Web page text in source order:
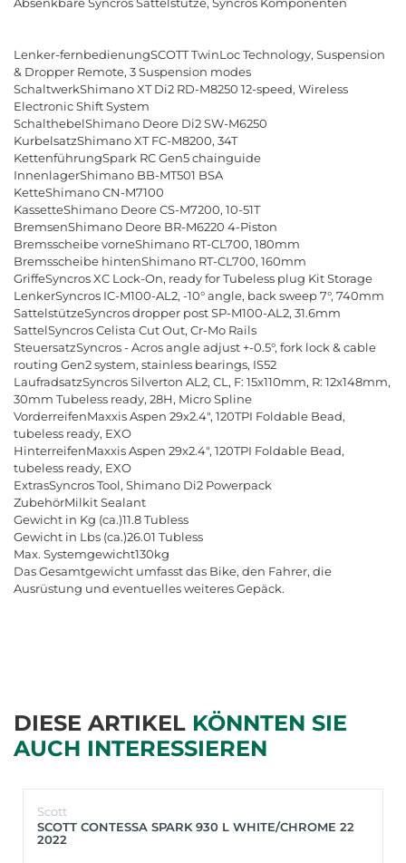
Lenker-fernbedienungSCOTT TwinLoc Technology, Suspension
& Dropper Remote, 3 Suspension modes
SchaltwerkShimano XT Di2 RD-M8250 12-speed, Wireless
Electronic Shift System
SchalthebelShimano Deore Di2 SW-M6250
KurbelsatzShimano XT FC-M8200, 34T
KettenführungSpark RC Gen5 chainguide
InnenlagerShimano BB-MT501 BSA
KetteShimano CN-M7100
KassetteShimano Deore CS-M7200, 10-51T
BremsenShimano Deore BR-M6220 4-Piston
Bremsscheibe vorneShimano RT-CL700, 180mm
Bremsscheibe hintenShimano RT-CL700, 160mm
GriffeSyncros XC Lock-On, ready for Tubeless plug Kit Storage
LenkerSyncros IC-M100-AL2, -10° angle, back sweep 7°, 740mm
SattelstützeSyncros dropper post SP-M100-AL2, 31.6mm
SattelSyncros Celista Cut Out, Cr-Mo Rails
SteuersatzSyncros - Acros angle adjust +-0.5°, fork lock & cable
routing Gen2 system, stainless bearings, IS52
LaufradsatzSyncros Silverton AL2, CL, F: 15x110mm, R: 12x148mm,
30mm Tubeless ready, 28H, Micro Spline
VorderreifenMaxxis Aspen 29x2.4", 120TPI Foldable Bead,
tubeless ready, EXO
HinterreifenMaxxis Aspen 29x2.4", 120TPI Foldable Bead,
tubeless ready, EXO
ExtrasSyncros Tool, Shimano Di2 Powerpack
ZubehörMilkit Sealant
Gewicht in Kg (ca.)11.8 Tubless
Gewicht in Lbs (ca.)26.01 Tubless
Max. Systemgewicht130kg
Das Gesamtgewicht umfasst das Bike, den Fahrer, die
Ausrüstung und eventuelles weiteres Gepäck.
DIESE ARTIKEL KÖNNTEN SIE
AUCH INTERESSIEREN
Scott
SCOTT CONTESSA SPARK 930 L WHITE/CHROME 22
2022